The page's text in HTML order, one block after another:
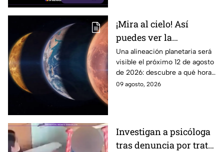
¡Mira al cielo! Así
puedes ver la
alineación planetaria
del 12 de agosto desde
Puebla
Una alineación planetaria será
visible el próximo 12 de agosto
de 2026: descubre a qué hora
mirar y como disfrutar desde
09 agosto, 2026
Investigan a psicóloga
tras denuncia por trato